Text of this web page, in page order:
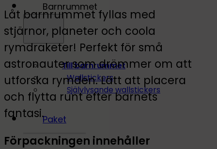
Barnrummet
Till barnrummet
Wallstickers
Självlysande wallstickers
Paket
Låt barnrummet fyllas med
stjärnor, planeter och coola
rymdraketer! Perfekt för små
astronauter som drömmer om att
utforska rymden. Lätt att placera
och flytta runt efter barnets
fantasi.
Förpackningen innehåller